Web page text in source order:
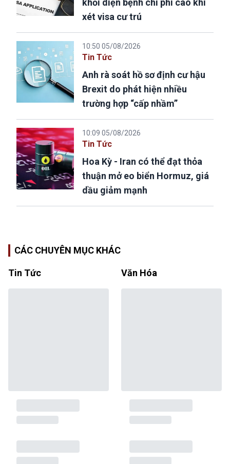
khỏi diện bệnh chi phí cao khi
xét visa cư trú
10:50 05/08/2026
Tin Tức
Anh rà soát hồ sơ định cư hậu
Brexit do phát hiện nhiều
trường hợp “cấp nhầm”
10:09 05/08/2026
Tin Tức
Hoa Kỳ - Iran có thể đạt thỏa
thuận mở eo biển Hormuz, giá
dầu giảm mạnh
CÁC CHUYÊN MỤC KHÁC
Tin Tức Văn Hóa